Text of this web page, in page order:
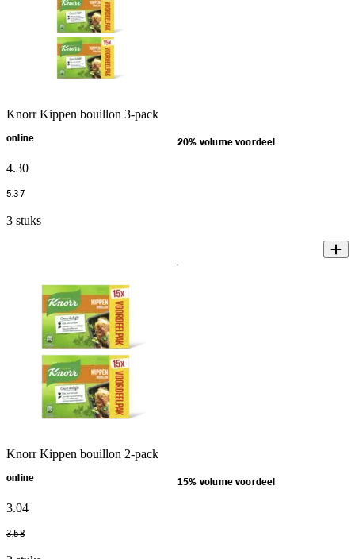
Knorr Kippen bouillon 3-pack
online 20% volume voordeel
4.30
5.37
3 stuks
Knorr Kippen bouillon 2-pack
online 15% volume voordeel
3.04
3.58